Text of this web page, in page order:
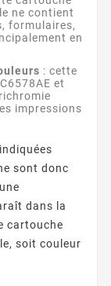
ne contient
formulaires,
en
: cette
et
impressions
sont donc
dans la
cartouche
soit couleur